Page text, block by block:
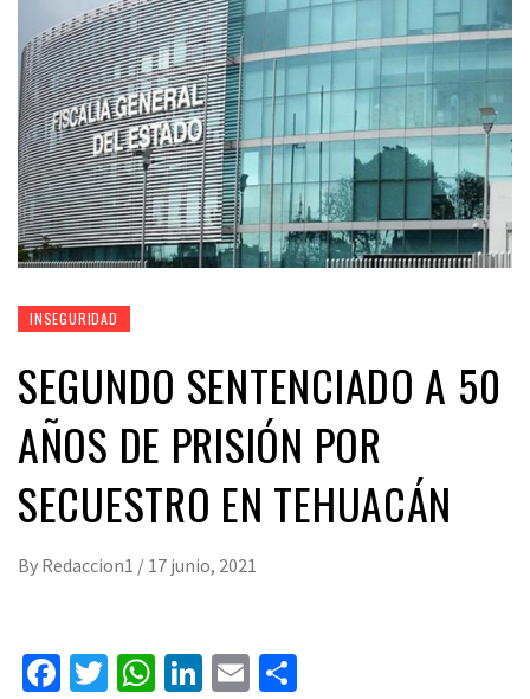
INSEGURIDAD
SEGUNDO SENTENCIADO A 50
AÑOS DE PRISIÓN POR
SECUESTRO EN TEHUACÁN
By Redaccion1 / 17 junio, 2021
Facebook
Twitter
WhatsApp
LinkedIn
Email